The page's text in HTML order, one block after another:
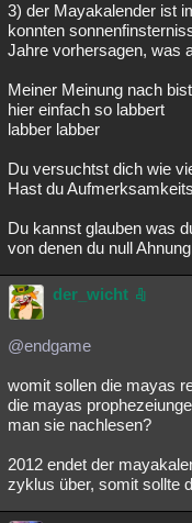
3) der Mayakalender ist
konnten
Jahre vorhersagen, was
Meiner Meinung nach
hier einfach so labbert
labber labber
Du versuchtst dich wie
Hast du
Du kannst glauben was
von denen du null
der_wicht
@endgame
womit sollen die mayas
die mayas
man sie nachlesen?
2012 endet der
zyklus über, somit sollte